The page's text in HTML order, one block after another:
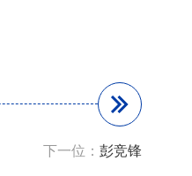
下一位： 彭竞锋